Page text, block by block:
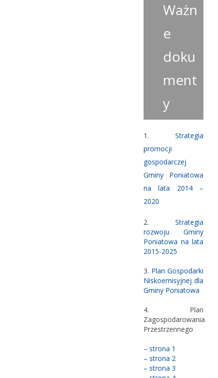
Ważn
e
doku
ment
y
1. Strategia
promocji
gospodarczej
Gminy Poniatowa
na lata 2014 –
2020
2. Strategia
rozwoju Gminy
Poniatowa na lata
2015-2025
3. Plan Gospodarki
Niskoemisyjnej dla
Gminy Poniatowa
4. Plan
Zagospodarowania
Przestrzennego
– strona 1
– strona 2
– strona 3